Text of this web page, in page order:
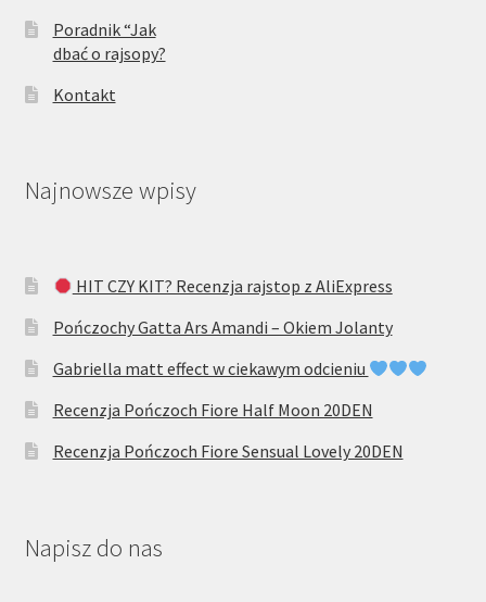
Poradnik “Jak
dbać o rajsopy?
Kontakt
Najnowsze wpisy
HIT CZY KIT? Recenzja rajstop z AliExpress
Pończochy Gatta Ars Amandi – Okiem Jolanty
Gabriella matt effect w ciekawym odcieniu
Recenzja Pończoch Fiore Half Moon 20DEN
Recenzja Pończoch Fiore Sensual Lovely 20DEN
Napisz do nas